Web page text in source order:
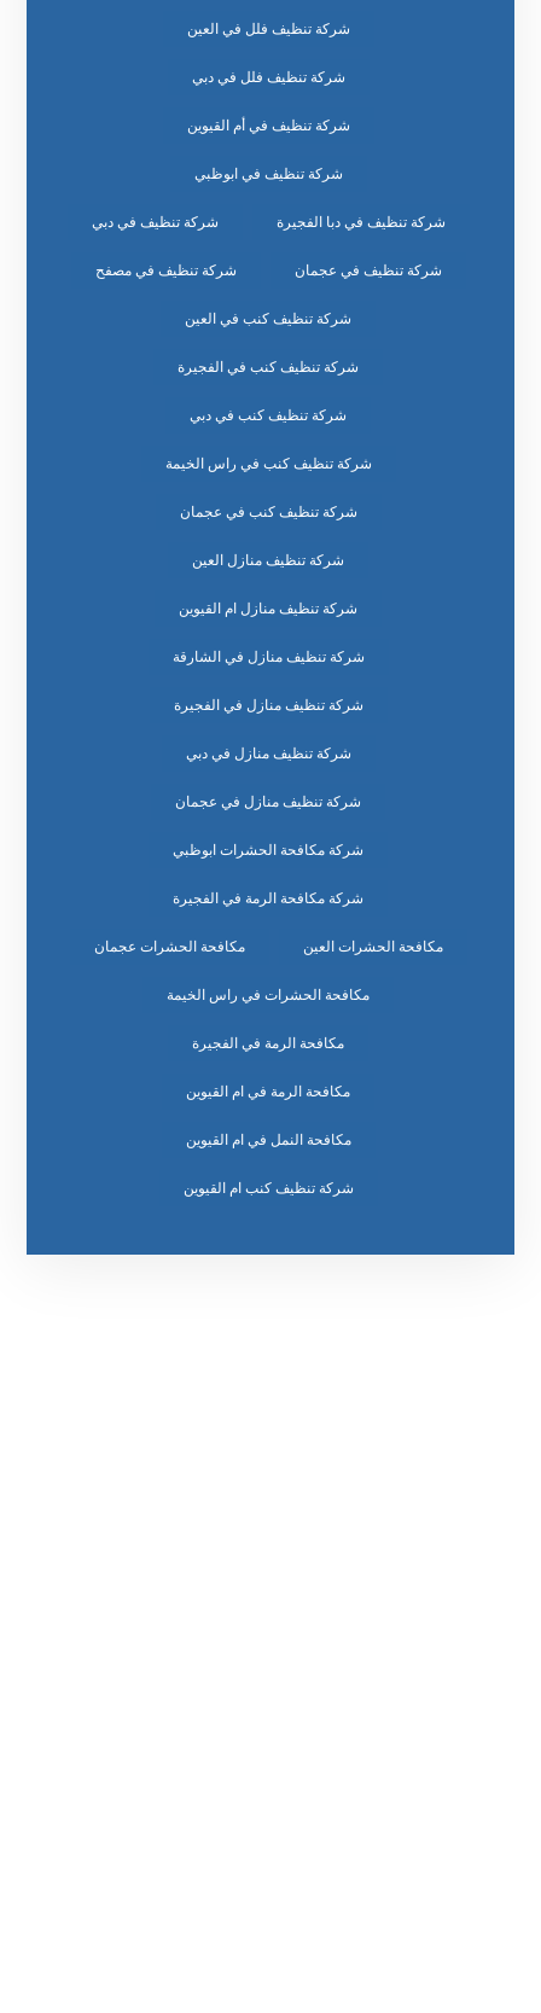
شركة تنظيف فلل في العين
شركة تنظيف فلل في دبي
شركة تنظيف في أم القيوين
شركة تنظيف في ابوظبي
شركة تنظيف في دبا الفجيرة شركة تنظيف في دبي
شركة تنظيف في عجمان شركة تنظيف في مصفح
شركة تنظيف كنب في العين
شركة تنظيف كنب في الفجيرة
شركة تنظيف كنب في دبي
شركة تنظيف كنب في راس الخيمة
شركة تنظيف كنب في عجمان
شركة تنظيف منازل العين
شركة تنظيف منازل ام القيوين
شركة تنظيف منازل في الشارقة
شركة تنظيف منازل في الفجيرة
شركة تنظيف منازل في دبي
شركة تنظيف منازل في عجمان
شركة مكافحة الحشرات ابوظبي
شركة مكافحة الرمة في الفجيرة
مكافحة الحشرات العين مكافحة الحشرات عجمان
مكافحة الحشرات في راس الخيمة
مكافحة الرمة في الفجيرة
مكافحة الرمة في ام القيوين
مكافحة النمل في ام القيوين